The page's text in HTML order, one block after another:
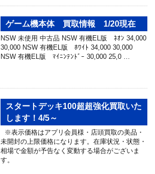
ゲーム機本体 買取情報 1/20現在
NSW 未使用 中古品 NSW 有機EL版 ﾈｵﾝ 34,000
30,000 NSW 有機EL版 ﾎﾜｲﾄ 34,000 30,000
NSW 有機EL版 ﾏｲﾆﾝﾃﾝﾄﾞｰ 30,000 25,0 …
スタートデッキ100超超強化買取いた
します！4/5～
※表示価格はアプリ会員様・店頭買取の美品・
未開封の上限価格になります。在庫状況・状態・
相場で金額が予告なく変動する場合がございま
す。